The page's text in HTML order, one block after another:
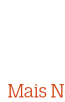
Mais